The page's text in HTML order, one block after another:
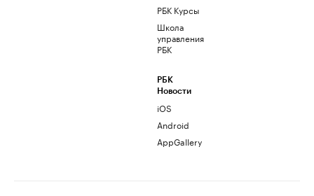
РБК Курсы
Школа
управления
РБК
РБК
Новости
iOS
Android
AppGallery